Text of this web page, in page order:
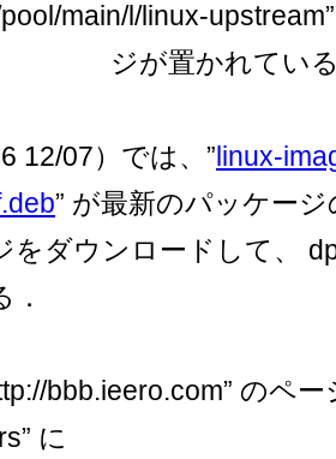
main/l/linux-
ジが置かれてい
12/07）では、” linux-
” が最新のパッケー
をダウンロードして、
bbb.ieero.com” のペ
に